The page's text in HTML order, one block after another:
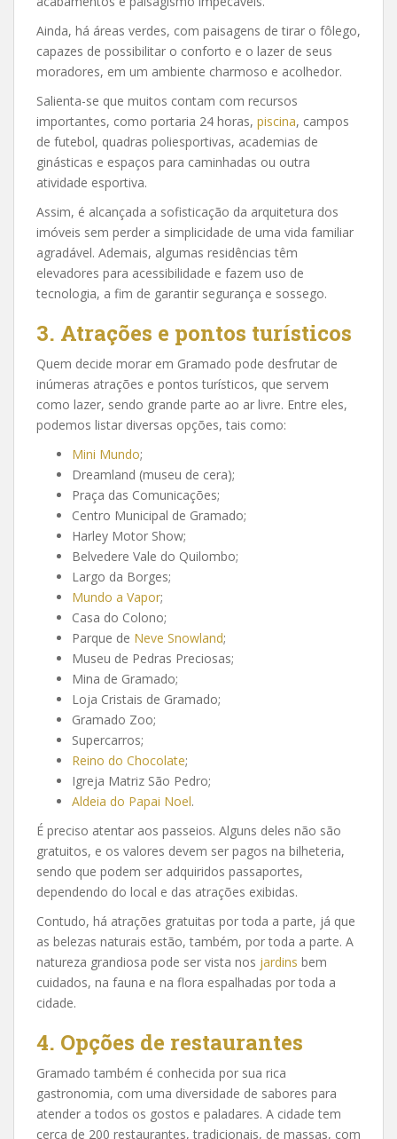
Ainda, há áreas verdes, com paisagens de tirar o fôlego,
capazes de possibilitar o conforto e o lazer de seus
moradores, em um ambiente charmoso e acolhedor.
Salienta-se que muitos contam com recursos
importantes, como portaria 24 horas, piscina, campos
de futebol, quadras poliesportivas, academias de
ginásticas e espaços para caminhadas ou outra
atividade esportiva.
Assim, é alcançada a sofisticação da arquitetura dos
imóveis sem perder a simplicidade de uma vida familiar
agradável. Ademais, algumas residências têm
elevadores para acessibilidade e fazem uso de
tecnologia, a fim de garantir segurança e sossego.
3. Atrações e pontos turísticos
Quem decide morar em Gramado pode desfrutar de
inúmeras atrações e pontos turísticos, que servem
como lazer, sendo grande parte ao ar livre. Entre eles,
podemos listar diversas opções, tais como:
Mini Mundo;
Dreamland (museu de cera);
Praça das Comunicações;
Centro Municipal de Gramado;
Harley Motor Show;
Belvedere Vale do Quilombo;
Largo da Borges;
Mundo a Vapor;
Casa do Colono;
Parque de Neve Snowland;
Museu de Pedras Preciosas;
Mina de Gramado;
Loja Cristais de Gramado;
Gramado Zoo;
Supercarros;
Reino do Chocolate;
Igreja Matriz São Pedro;
Aldeia do Papai Noel.
É preciso atentar aos passeios. Alguns deles não são
gratuitos, e os valores devem ser pagos na bilheteria,
sendo que podem ser adquiridos passaportes,
dependendo do local e das atrações exibidas.
Contudo, há atrações gratuitas por toda a parte, já que
as belezas naturais estão, também, por toda a parte. A
natureza grandiosa pode ser vista nos jardins bem
cuidados, na fauna e na flora espalhadas por toda a
cidade.
4. Opções de restaurantes
Gramado também é conhecida por sua rica
gastronomia, com uma diversidade de sabores para
atender a todos os gostos e paladares. A cidade tem
cerca de 200 restaurantes, tradicionais, de massas, com